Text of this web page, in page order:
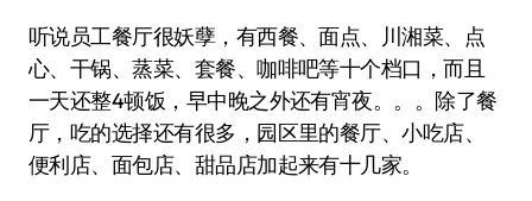
听说员工餐厅很妖孽，有西餐、面点、川湘菜、点
心、干锅、蒸菜、套餐、咖啡吧等十个档口，而且
一天还整4顿饭，早中晚之外还有宵夜。。。除了餐
厅，吃的选择还有很多，园区里的餐厅、小吃店、
便利店、面包店、甜品店加起来有十几家。